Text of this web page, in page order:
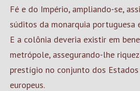
Fé e do Império, ampliando-se,
súditos da monarquia portuguesa
E a colônia deveria existir em
metrópole, assegurando-lhe
prestígio no conjunto dos
europeus.